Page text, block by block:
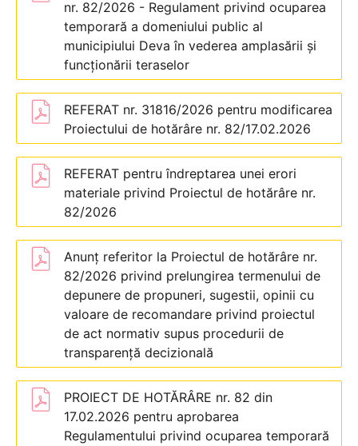
nr. 82/2026 - Regulament privind ocuparea
temporară a domeniului public al
municipiului Deva în vederea amplasării și
funcționării teraselor
REFERAT nr. 31816/2026 pentru modificarea
Proiectului de hotărâre nr. 82/17.02.2026
REFERAT pentru îndreptarea unei erori
materiale privind Proiectul de hotărâre nr.
82/2026
Anunț referitor la Proiectul de hotărâre nr.
82/2026 privind prelungirea termenului de
depunere de propuneri, sugestii, opinii cu
valoare de recomandare privind proiectul
de act normativ supus procedurii de
transparenţă decizională
PROIECT DE HOTĂRÂRE nr. 82 din
17.02.2026 pentru aprobarea
Regulamentului privind ocuparea temporară